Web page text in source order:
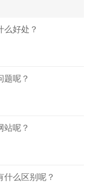
么好处？
题呢？
站呢？
么区别呢？